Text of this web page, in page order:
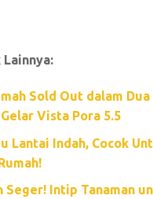
Sold Out dalam
Vista Pora 5.5
Lantai Indah, Cocok
Seger! Intip Tanaman